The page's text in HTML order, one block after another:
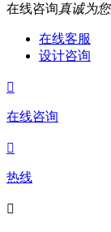
在线咨询真诚为
在线客服
设计咨询

在线咨询

热线
